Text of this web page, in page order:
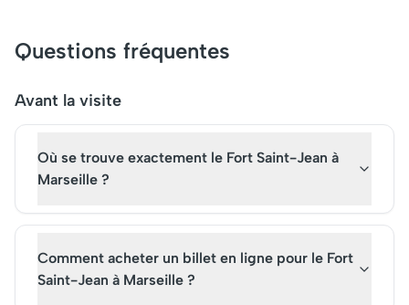
panoramiques imprenables.
Initialement imaginée
d'observation, la basilique est
touristique à ne pas
manquer. Pensez à réserver
une visite enrichissante de
Aujourd’hui, il est une
richesse culturelle et
Questions fréquentes
Avant la visite
Où se trouve exactement le Fort Saint-Jean à
Marseille ?
Comment acheter un billet en ligne pour le Fort
Saint-Jean à Marseille ?